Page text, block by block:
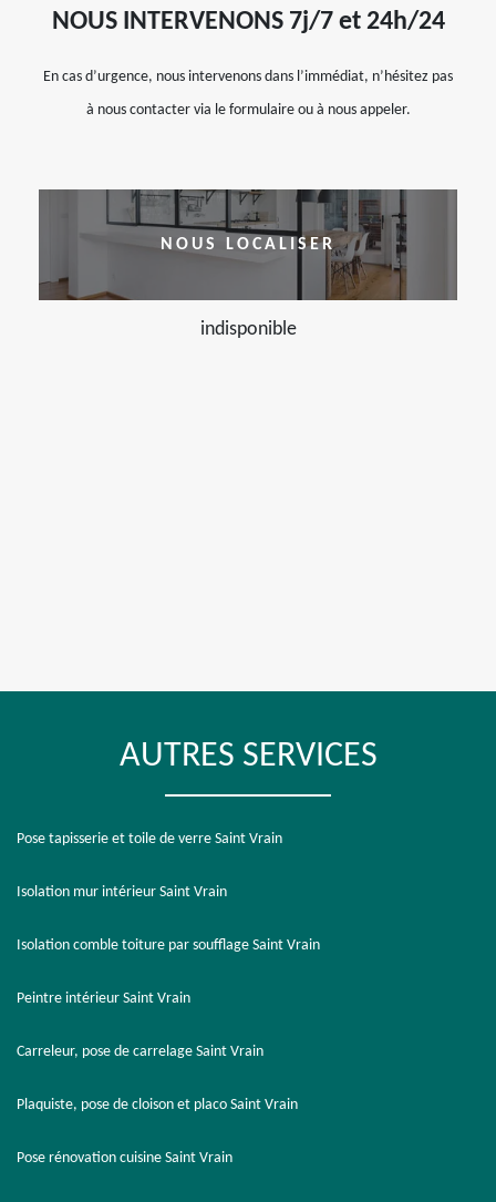
NOUS INTERVENONS 7j/7 et 24h/24
En cas d’urgence, nous intervenons dans l’immédiat, n’hésitez pas
à nous contacter via le formulaire ou à nous appeler.
NOUS LOCALISER
indisponible
AUTRES SERVICES
Pose tapisserie et toile de verre Saint Vrain
Isolation mur intérieur Saint Vrain
Isolation comble toiture par soufflage Saint Vrain
Peintre intérieur Saint Vrain
Carreleur, pose de carrelage Saint Vrain
Plaquiste, pose de cloison et placo Saint Vrain
Pose rénovation cuisine Saint Vrain